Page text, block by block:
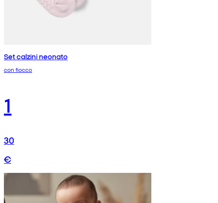
Set calzini neonato
con fiocco
1
30
€